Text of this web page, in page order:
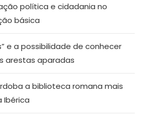
política e cidadania no
básica
e a possibilidade de conhecer
arestas aparadas
a biblioteca romana mais
Ibérica